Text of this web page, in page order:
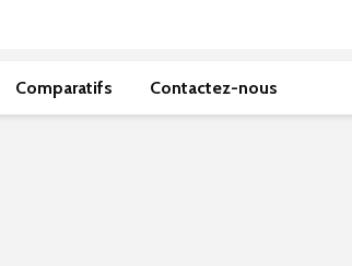
Comparatifs Contactez-nous